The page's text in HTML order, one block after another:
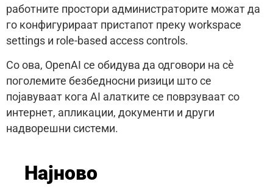
работните простори администраторите можат да
го конфигурираат пристапот преку workspace
settings и role-based access controls.
Со ова, OpenAI се обидува да одговори на сè
поголемите безбедносни ризици што се
појавуваат кога AI алатките се поврзуваат со
интернет, апликации, документи и други
надворешни системи.
Најново